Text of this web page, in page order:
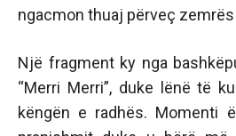
ngacmon thuaj përveç zemrës
Një fragment ky nga
“Merri Merri”, duke lënë të
këngën e radhës. Momenti